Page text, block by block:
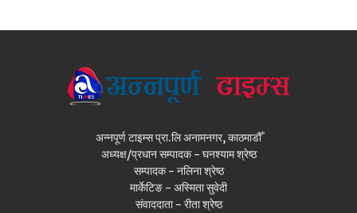
अन्नपूर्ण टाइम्स प्रा.लि अनामनगर, काठमाडौँ
अध्यक्ष/प्रधान सम्पादक - घनश्याम श्रेष्ठ
सम्पादक - नलिना श्रेष्ठ
मार्केटिङ - अस्मिता सुवेदी
संवाददाता - रीता श्रेष्ठ